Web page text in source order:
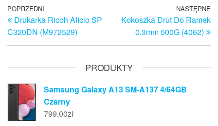
Nawigacja
wpisu
Poprzedni
wpis
POPRZEDNI
Drukarka Ricoh Aficio SP
C320DN (M972529)
NASTĘPNE
Kokoszka Drut Do Ramek
0.3mm 500G (4062)
PRODUKTY
Samsung Galaxy A13 SM-A137 4/64GB
Czarny
799,00zł